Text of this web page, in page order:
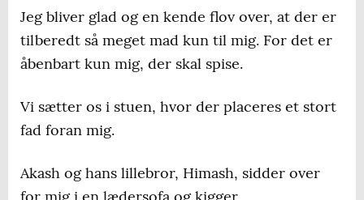
Jeg bliver glad og en kende flov over, at der er
tilberedt så meget mad kun til mig. For det er
åbenbart kun mig, der skal spise.
Vi sætter os i stuen, hvor der placeres et stort
fad foran mig.
Akash og hans lillebror, Himash, sidder over